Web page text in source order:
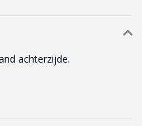
achterzijde.